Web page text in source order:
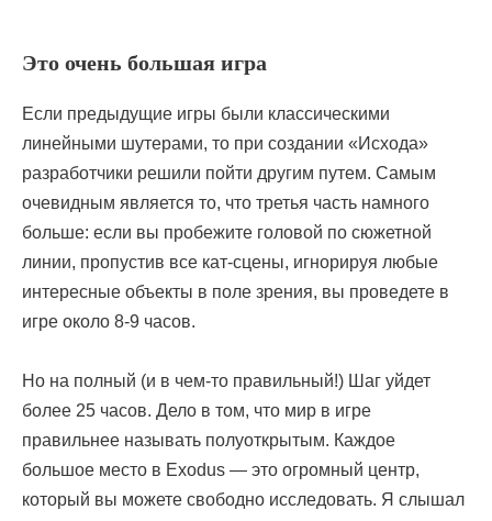
Это очень большая игра
Если предыдущие игры были классическими
линейными шутерами, то при создании «Исхода»
разработчики решили пойти другим путем. Самым
очевидным является то, что третья часть намного
больше: если вы пробежите головой по сюжетной
линии, пропустив все кат-сцены, игнорируя любые
интересные объекты в поле зрения, вы проведете в
игре около 8-9 часов.
Но на полный (и в чем-то правильный!) Шаг уйдет
более 25 часов. Дело в том, что мир в игре
правильнее называть полуоткрытым. Каждое
большое место в Exodus — это огромный центр,
который вы можете свободно исследовать. Я слышал